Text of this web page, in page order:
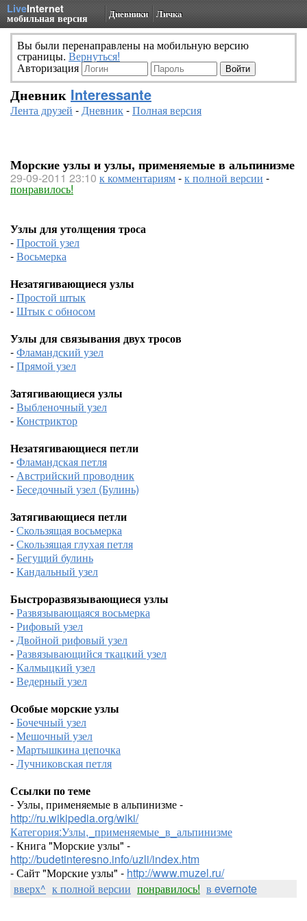
LiveInternet
мобильная версия Дневники Личка
Вы были перенаправлены на мобильную версию
страницы. Вернуться!
Авторизация
Дневник Interessante
Лента друзей -Дневник-Полная версия
Морские узлы и узлы, применяемые в альпинизме
29-09-2011 23:10 к комментариям-к полной версии -
понравилось!
Узлы для утолщения троса
-Простой узел
-Восьмерка
Незатягивающиеся узлы
-Простой штык
-Штык с обносом
Узлы для связывания двух тросов
-Фламандский узел
-Прямой узел
Затягивающиеся узлы
-Выбленочный узел
-Констриктор
Незатягивающиеся петли
-Фламандская петля
-Австрийский проводник
-Беседочный узел (Булинь)
Затягивающиеся петли
-Скользящая восьмерка
-Скользящая глухая петля
-Бегущий булинь
-Кандальный узел
Быстроразвязывающиеся узлы
-Развязывающаяся восьмерка
-Рифовый узел
-Двойной рифовый узел
-Развязывающийся ткацкий узел
-Калмыцкий узел
-Ведерный узел
Особые морские узлы
-Бочечный узел
-Мешочный узел
-Мартышкина цепочка
-Лучниковская петля
Ссылки по теме
- Узлы, применяемые в альпинизме -
http://ru.wikipedia.org/wiki/
Категория:Узлы,_применяемые_в_альпинизме
- Книга "Морские узлы" -
http://budetinteresno.info/uzli/index.htm
- Сайт "Морские узлы" - http://www.muzel.ru/
вверх^ к полной версии понравилось! в evernote